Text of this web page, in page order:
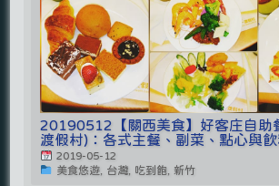
20190512【關西美食】好客庄自助
渡假村)：各式主餐、副菜、點心與飲
2019-05-12
美食悠遊, 台灣, 吃到飽, 新竹